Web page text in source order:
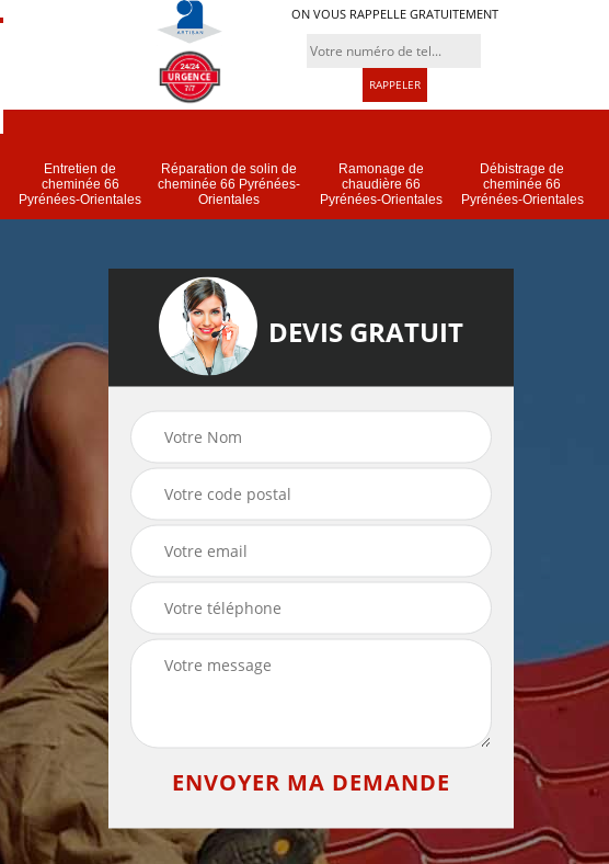
ON VOUS RAPPELLE GRATUITEMENT
Entretien de
cheminée 66
Pyrénées-Orientales
Réparation de solin de
cheminée 66 Pyrénées-
Orientales
Ramonage de
chaudière 66
Pyrénées-Orientales
Débistrage de
cheminée 66
Pyrénées-Orientales
DEVIS GRATUIT